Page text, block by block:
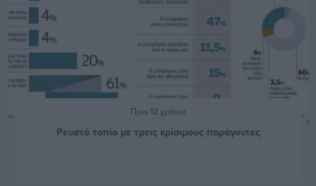
Πριν 12 χρόνια
Ρευστό τοπίο με τρεις κρίσιμους παράγοντες